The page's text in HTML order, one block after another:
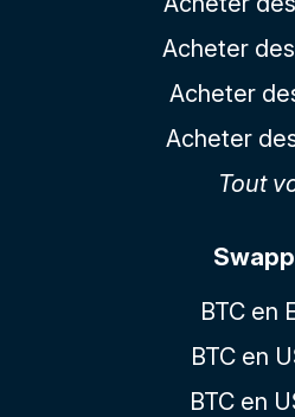
Acheter
Acheter
Acheter
Tout
BTC en
BTC en
BTC en